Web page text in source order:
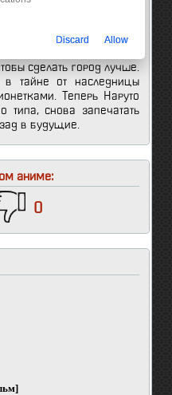
ним прибыл человек из
сделать город лучше.
тайне от наследницы
Теперь Наруто
типа, снова запечатать
в будущие.
аниме:
0
Discard Allow